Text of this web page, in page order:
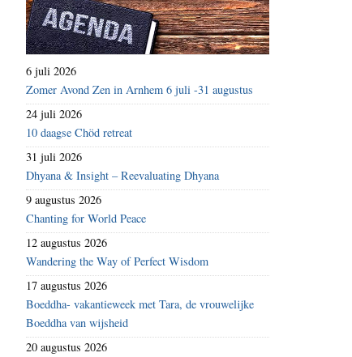
6 juli 2026
Zomer Avond Zen in Arnhem 6 juli -31 augustus
24 juli 2026
10 daagse Chöd retreat
31 juli 2026
Dhyana & Insight – Reevaluating Dhyana
9 augustus 2026
Chanting for World Peace
12 augustus 2026
Wandering the Way of Perfect Wisdom
17 augustus 2026
Boeddha- vakantieweek met Tara, de vrouwelijke
Boeddha van wijsheid
20 augustus 2026